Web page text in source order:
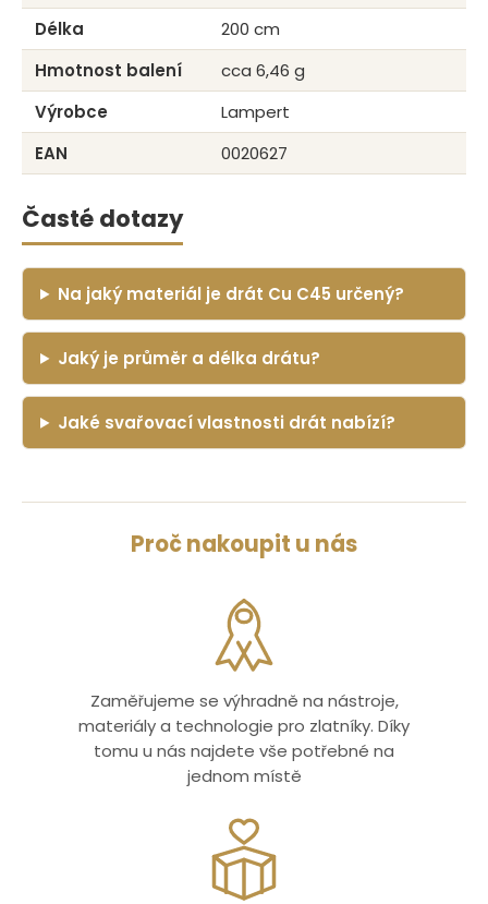
Délka
200 cm
Hmotnost balení
cca 6,46 g
Výrobce
Lampert
EAN
0020627
Časté dotazy
Na jaký materiál je drát Cu C45 určený?
Jaký je průměr a délka drátu?
Jaké svařovací vlastnosti drát nabízí?
Proč nakoupit u nás
Zaměřujeme se výhradně na nástroje,
materiály a technologie pro zlatníky. Díky
tomu u nás najdete vše potřebné na
jednom místě